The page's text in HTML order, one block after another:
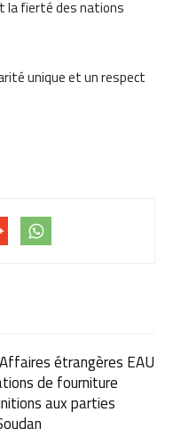
la fierté des nations
unique et un respect
étrangères EAU
de fourniture
aux parties